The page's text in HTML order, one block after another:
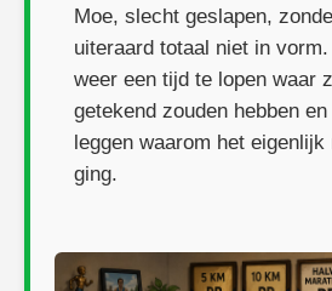
Moe, slecht geslapen,
uiteraard totaal niet in
weer een tijd te lopen waar
getekend zouden hebben
leggen waarom het
ging.